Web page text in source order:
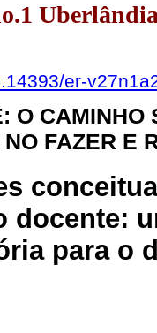
er-
O CAMINHO
NO FAZER E
docente:
para o